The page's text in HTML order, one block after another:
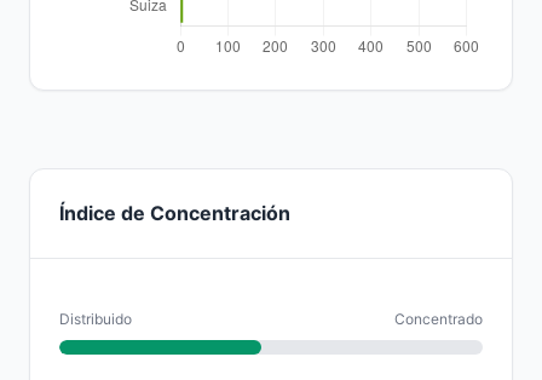
Índice de Concentración
Distribuido Concentrado